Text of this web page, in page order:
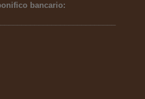
bancario: